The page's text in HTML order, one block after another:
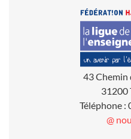
43 Chemin
31200
Téléphone :
@